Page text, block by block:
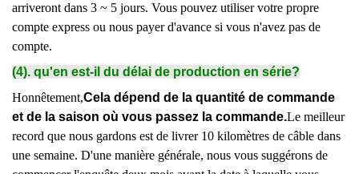
arriveront dans 3 ~ 5 jours. Vous pouvez utiliser votre propre
compte express ou nous payer d'avance si vous n'avez pas de
compte.
(4). qu'en est-il du délai de production en série?
Honnêtement,Cela dépend de la quantité de commande
et de la saison où vous passez la commande.Le meilleur
record que nous gardons est de livrer 10 kilomètres de câble dans
une semaine. D'une manière générale, nous vous suggérons de